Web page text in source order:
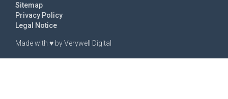
Made with ♥ byVerywell Digital
Legal Notice
Privacy Policy
Sitemap